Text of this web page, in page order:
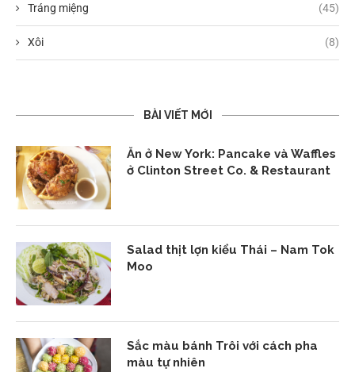
Tráng miệng (45)
Xôi (8)
BÀI VIẾT MỚI
Ăn ở New York: Pancake và Waffles
ở Clinton Street Co. & Restaurant
Salad thịt lợn kiểu Thái – Nam Tok
Moo
Sắc màu bánh Trôi với cách pha
màu tự nhiên